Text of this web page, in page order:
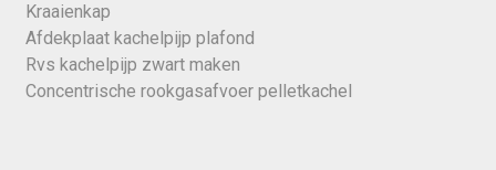
Kraaienkap
Afdekplaat kachelpijp plafond
Rvs kachelpijp zwart maken
Concentrische rookgasafvoer pelletkachel